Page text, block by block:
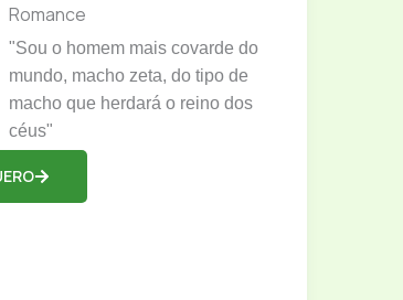
Romance
"Sou o homem mais covarde do
mundo, macho zeta, do tipo de
macho que herdará o reino dos
céus"